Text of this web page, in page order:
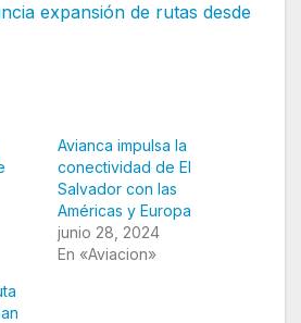
expansión de rutas desde
Avianca impulsa la
conectividad de El
Salvador con las
Américas y Europa
junio 28, 2024
En «Aviacion»